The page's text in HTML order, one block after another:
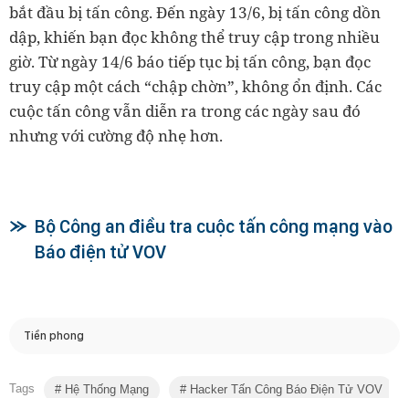
bắt đầu bị tấn công. Đến ngày 13/6, bị tấn công dồn
dập, khiến bạn đọc không thể truy cập trong nhiều
giờ. Từ ngày 14/6 báo tiếp tục bị tấn công, bạn đọc
truy cập một cách “chập chờn”, không ổn định. Các
cuộc tấn công vẫn diễn ra trong các ngày sau đó
nhưng với cường độ nhẹ hơn.
Bộ Công an điều tra cuộc tấn công mạng vào
Báo điện tử VOV
Tiền phong
Tags Hệ Thống Mạng Hacker Tấn Công Báo Điện Tử VOV